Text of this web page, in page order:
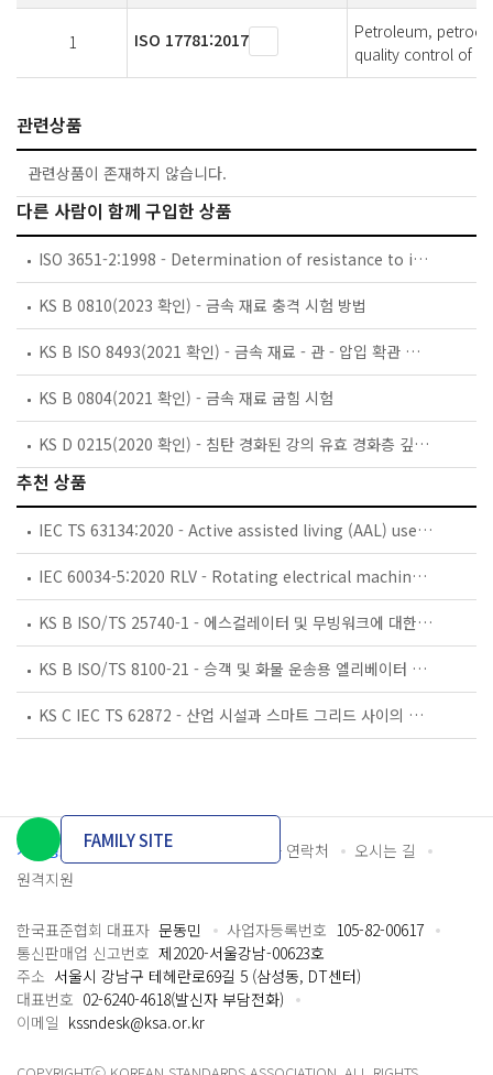
1 ISO 17781:2017
Petroleum,
quality control of
관련상품
관련상품이 존재하지 않습니다.
다른 사람이 함께 구입한 상품
ISO 3651-2:1998 - Determination of resistance to intergranular corrosion of stainless steels — Part 2: Ferritic,austenitic and ferritic-austenitic (duplex) stainless steels — Corrosion test in media containing sulfuric acid
KS B 0810(2023 확인) - 금속 재료 충격 시험 방법
KS B ISO 8493(2021 확인) - 금속 재료 - 관 - 압입 확관 시험
KS B 0804(2021 확인) - 금속 재료 굽힘 시험
KS D 0215(2020 확인) - 침탄 경화된 강의 유효 경화층 깊이 측정 및 검증 방법
추천 상품
IEC TS 63134:2020 - Active assisted living (AAL) use cases
IEC 60034-5:2020 RLV - Rotating electrical machines - Part 5: Degrees of protection provided by the integral design of rotating electrical machines (IP code) - Classification
KS B ISO/TS 25740-1 - 에스컬레이터 및 무빙워크에 대한 안전요건 — 제1부: 세계공통 필수 안전요건(GESRs)
KS B ISO/TS 8100-21 - 승객 및 화물 운송용 엘리베이터 —제21부: 세계공통 필수안전요건(GESRs)을 충족하는 세계공통 안전 파라미터(GSPs)
KS C IEC TS 62872 - 산업 시설과 스마트 그리드 사이의 산업 공정 측정, 제어 및 자동화 시스템 인터페이스
개인정보처리방침 이용약관 담당자 연락처
오시는 길
원격지원
FAMILY SITE
한국표준협회 대표자 문동민 사업자등록번호 105-82-00617
통신판매업 신고번호 제2020-서울강남-00623호
주소 서울시 강남구 테헤란로69길 5 (삼성동, DT센터)
대표번호 02-6240-4618(발신자 부담전화)
이메일 kssndesk@ksa.or.kr